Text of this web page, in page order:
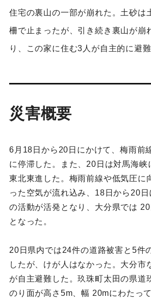
住宅の裏山の一部が崩れた。土砂は
柵で止まったが、引き続き裏山が崩
り、この家に住む3人が自主的に避難
災害概要
6月18日から20日にかけて、梅雨前
に停滞した。また、20日は対馬海峡
東北東進した。梅雨前線や低気圧に
った空気が流れ込み、18日から20
の活動が活発となり、大分県では
となった。
20日県内では24件の道路被害と5件
したが、けが人はなかった。大分市
が自主避難した。玖珠町太田の県道
のり面が高さ5m、幅 20mにわたっ